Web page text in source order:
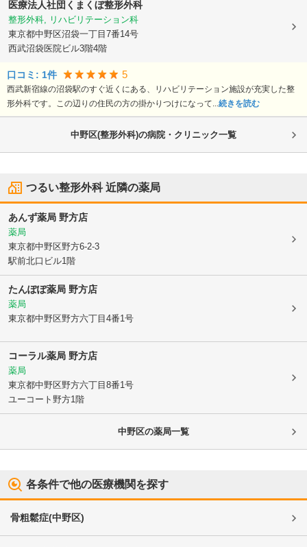
医療法人社団くまくぼ整形外科
整形外科, リハビリテーション科
東京都中野区沼袋一丁目7番14号
西武沼袋医院ビル3階4階
口コミ: 1件 5
西武新宿線の沼袋駅のすぐ近くにある、リハビリテーション施設が充実した整
形外科です。この辺りの住民の方の掛かりつけになって...続きを読む
中野区(整形外科)の病院・クリニック一覧
つるい整形外科近隣の薬局
あんず薬局 野方店
薬局
東京都中野区野方6-2-3
駅前北口ビル1階
たんぽぽ薬局 野方店
薬局
東京都中野区野方六丁目4番1号
コーラル薬局 野方店
薬局
東京都中野区野方六丁目8番1号
ユーコート野方1階
中野区の薬局一覧
各条件で他の医療機関を探す
骨粗鬆症(中野区)